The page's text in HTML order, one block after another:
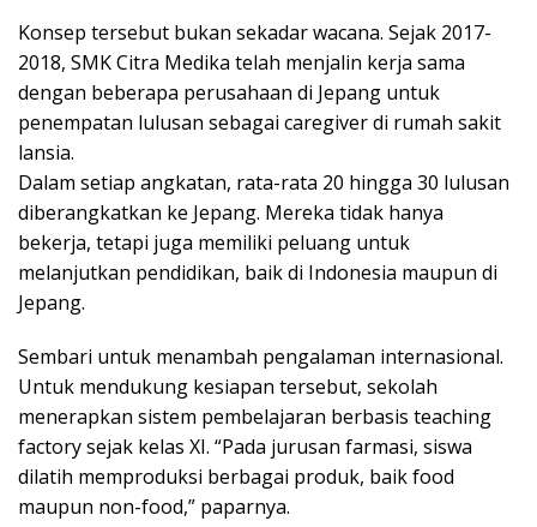
Konsep tersebut bukan sekadar wacana. Sejak 2017-
2018, SMK Citra Medika telah menjalin kerja sama
dengan beberapa perusahaan di Jepang untuk
penempatan lulusan sebagai caregiver di rumah sakit
lansia.
Dalam setiap angkatan, rata-rata 20 hingga 30 lulusan
diberangkatkan ke Jepang. Mereka tidak hanya
bekerja, tetapi juga memiliki peluang untuk
melanjutkan pendidikan, baik di Indonesia maupun di
Jepang.
Sembari untuk menambah pengalaman internasional.
Untuk mendukung kesiapan tersebut, sekolah
menerapkan sistem pembelajaran berbasis teaching
factory sejak kelas XI. “Pada jurusan farmasi, siswa
dilatih memproduksi berbagai produk, baik food
maupun non-food,” paparnya.